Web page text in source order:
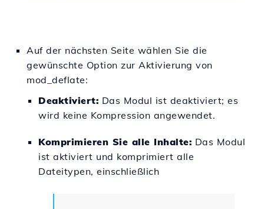
Auf der nächsten Seite wählen Sie die
gewünschte Option zur Aktivierung von
mod_deflate:
Deaktiviert: Das Modul ist deaktiviert; es
wird keine Kompression angewendet.
Komprimieren Sie alle Inhalte: Das Modul
ist aktiviert und komprimiert alle
Dateitypen, einschließlich